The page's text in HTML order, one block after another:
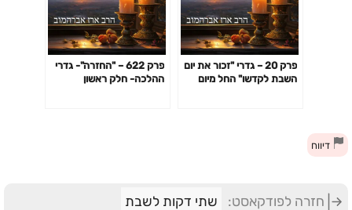
פרק 20 – גדרי "זכור את יום
השבת לקדשו" החל מיום
פרק 622 – "החזרה"- גדרי
ההלכה- חלק ראשון
דיווח
חזרה לפודקאסט: שתי דקות לשבת